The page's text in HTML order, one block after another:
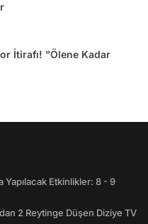
İtirafı! "Ölene Kadar
Etkinlikler: 8 - 9
2 Reytinge Düşen Diziye TV